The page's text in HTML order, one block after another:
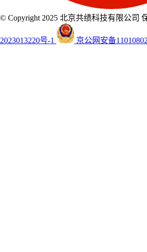
© Copyright 2025 北京共绩科技有限公司
2023013220号-1 京公网安备